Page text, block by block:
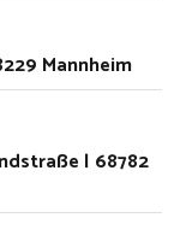
Mannheim
| 68782